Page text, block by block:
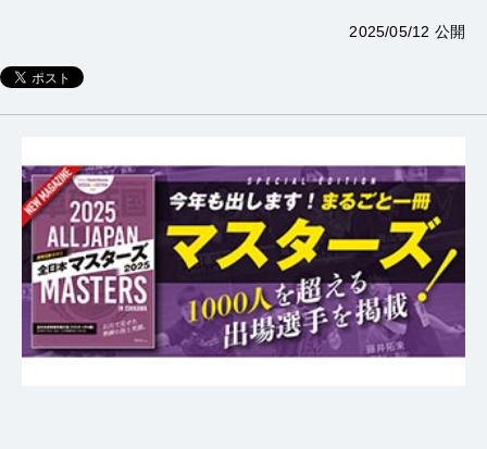
2025/05/12 公開